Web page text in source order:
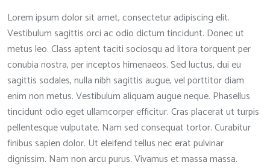
Lorem ipsum dolor sit amet, consectetur adipiscing elit.
Vestibulum sagittis orci ac odio dictum tincidunt. Donec ut
metus leo. Class aptent taciti sociosqu ad litora torquent per
conubia nostra, per inceptos himenaeos. Sed luctus, dui eu
sagittis sodales, nulla nibh sagittis augue, vel porttitor diam
enim non metus. Vestibulum aliquam augue neque. Phasellus
tincidunt odio eget ullamcorper efficitur. Cras placerat ut turpis
pellentesque vulputate. Nam sed consequat tortor. Curabitur
finibus sapien dolor. Ut eleifend tellus nec erat pulvinar
dignissim. Nam non arcu purus. Vivamus et massa massa.